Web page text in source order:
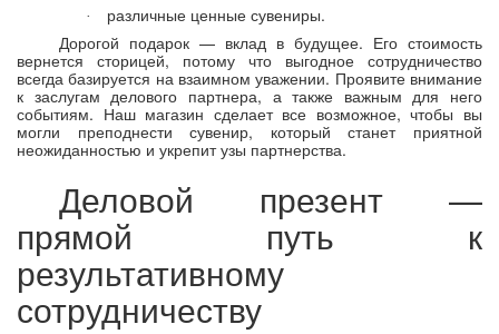
·
различные ценные сувениры.
Дорогой подарок — вклад в будущее. Его стоимость
вернется сторицей, потому что выгодное сотрудничество
всегда базируется на взаимном уважении. Проявите внимание
к заслугам делового партнера, а также важным для него
событиям. Наш магазин сделает все возможное, чтобы вы
могли преподнести сувенир, который станет приятной
неожиданностью и укрепит узы партнерства.
Деловой презент —
прямой путь к
результативному
сотрудничеству